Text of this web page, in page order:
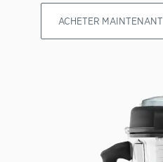
ACHETER MAINTENANT